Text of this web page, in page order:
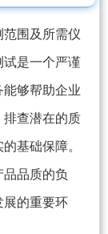
围及所需仪
试是一个严谨
能够帮助企业
排查潜在的质
基础保障。
品质的负
展的重要环